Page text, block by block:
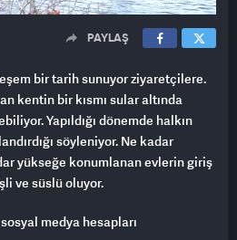
PAYLAŞ
bir tarih sunuyor ziyaretçilere.
kentin bir kısmı sular altında
Yapıldığı dönemde halkın
söyleniyor. Ne kadar
yükseğe konumlanan evlerin giriş
ve süslü oluyor.
medya hesapları